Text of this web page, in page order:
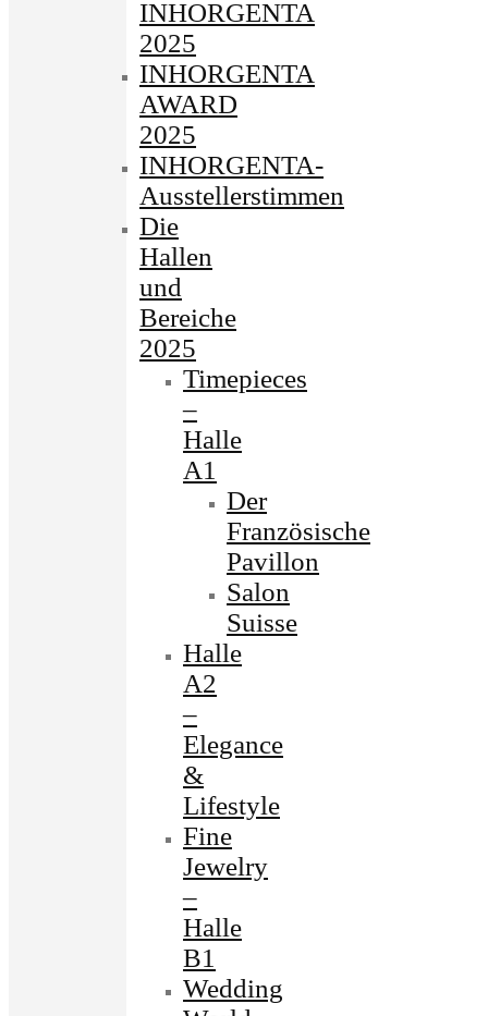
INHORGENTA
2025
INHORGENTA
AWARD
2025
INHORGENTA-
Ausstellerstimmen
Die
Hallen
und
Bereiche
2025
Timepieces
–
Halle
A1
Der
Französische
Pavillon
Salon
Suisse
Halle
A2
–
Elegance
&
Lifestyle
Fine
Jewelry
–
Halle
B1
Wedding